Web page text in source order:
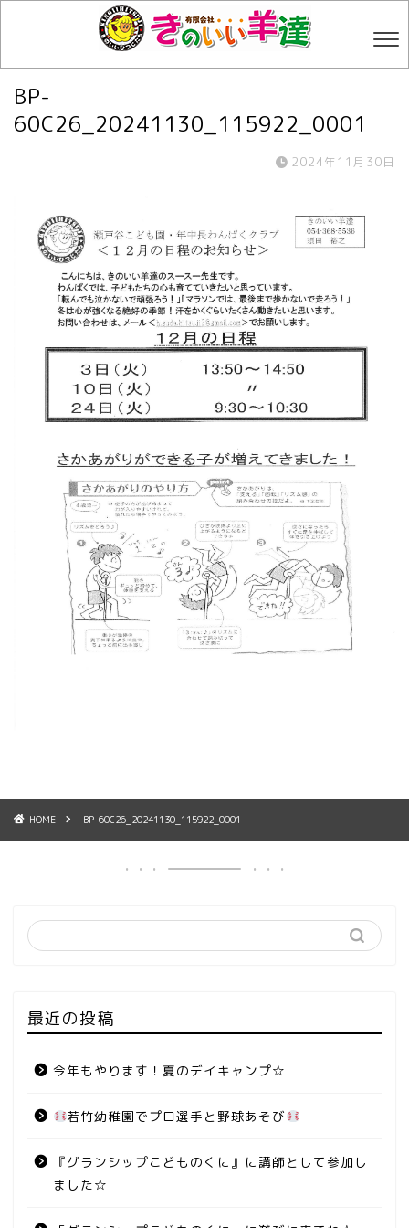
BP-
60C26_20241130_115922_0001
2024年11月30日
HOME BP-60C26_20241130_115922_0001
最近の投稿
今年もやります！夏のデイキャンプ☆
若竹幼稚園でプロ選手と野球あそび
『グランシップこどものくに』に講師として参加し
ました☆